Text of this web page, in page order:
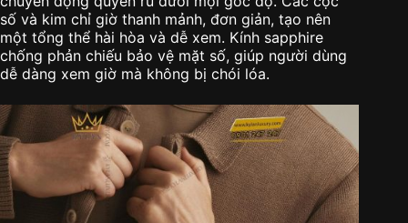
số và kim chỉ giờ thanh mảnh, đơn giản, tạo nên
một tổng thể hài hòa và dễ xem. Kính sapphire
chống phản chiếu bảo vệ mặt số, giúp người dùng
dễ dàng xem giờ mà không bị chói lóa.